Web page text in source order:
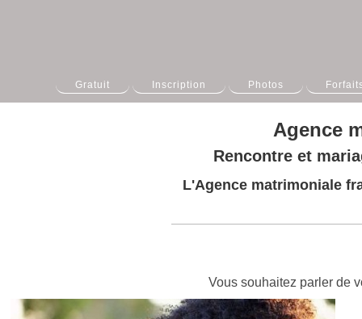
Gratuit Inscription Photos
Agence
Rencontre et
L'Agence matrimoniale
Vous souhaitez parler de